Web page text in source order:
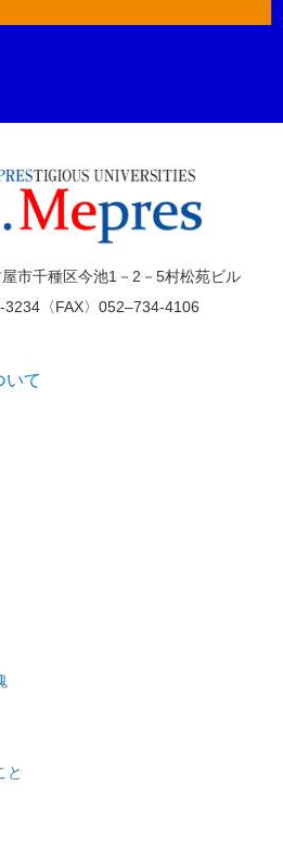
市千種区今池1－2－5村松苑ビル
3234〈FAX〉052–734-4106
いて
と